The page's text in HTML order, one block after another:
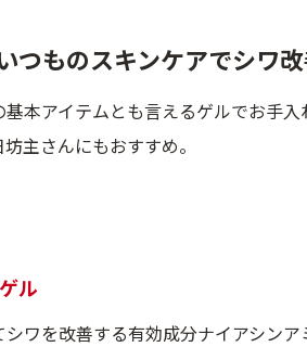
つものスキンケアでシワ
本アイテムとも言えるゲルでお手入
主さんにもおすすめ。
ル
ワを改善する有効成分ナイアシン